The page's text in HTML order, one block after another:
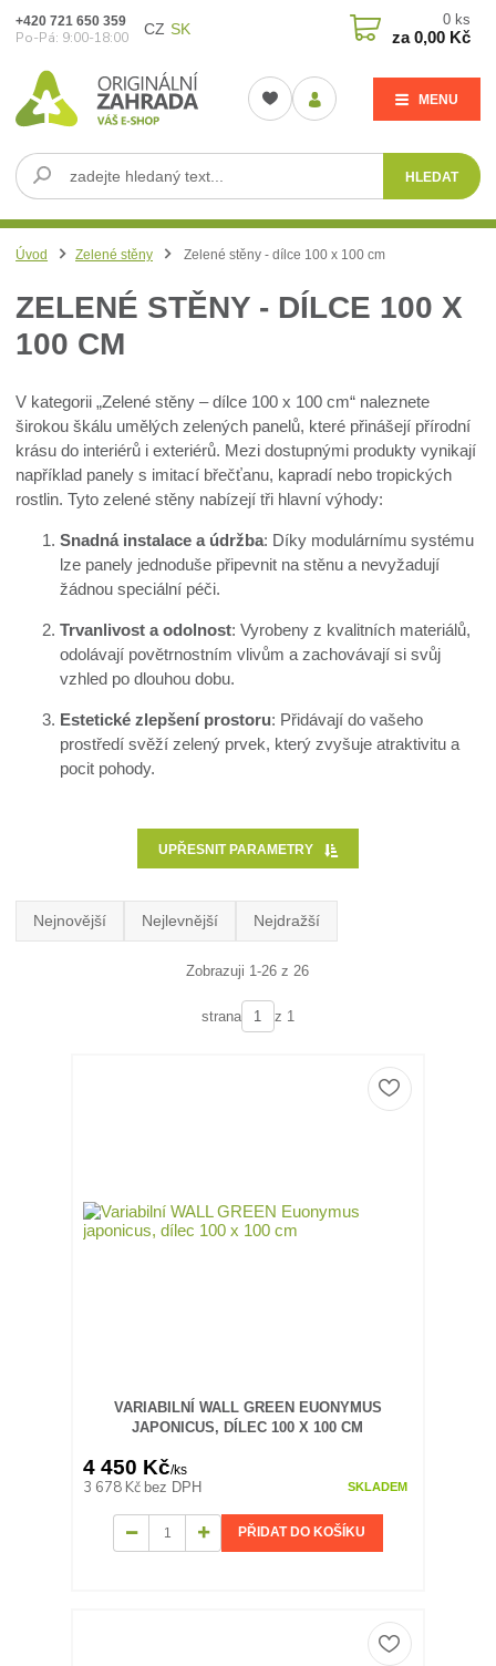
CZ SK
MENU
HLEDAT
+420 721 650 359
Po-Pá: 9:00-18:00
0 ks
za0,00 Kč
Úvod Zelené stěny Zelené stěny - dílce 100 x 100 cm
ZELENÉ STĚNY - DÍLCE 100 X
100 CM
V kategorii „Zelené stěny – dílce 100 x 100 cm“ naleznete
širokou škálu umělých zelených panelů, které přinášejí přírodní
krásu do interiérů i exteriérů. Mezi dostupnými produkty vynikají
například panely s imitací břečťanu, kapradí nebo tropických
rostlin. Tyto zelené stěny nabízejí tři hlavní výhody:
Snadná instalace a údržba: Díky modulárnímu systému
lze panely jednoduše připevnit na stěnu a nevyžadují
žádnou speciální péči.
Trvanlivost a odolnost: Vyrobeny z kvalitních materiálů,
odolávají povětrnostním vlivům a zachovávají si svůj
vzhled po dlouhou dobu.
Estetické zlepšení prostoru: Přidávají do vašeho
prostředí svěží zelený prvek, který zvyšuje atraktivitu a
pocit pohody.
UPŘESNIT PARAMETRY
Nejnovější Nejlevnější Nejdražší
Zobrazuji 1-26 z 26
strana z 1
VARIABILNÍ WALL GREEN EUONYMUS
JAPONICUS, DÍLEC 100 X 100 CM
4 450 Kč/ks
3 678 Kč bez DPH SKLADEM
PŘIDAT DO KOŠÍKU